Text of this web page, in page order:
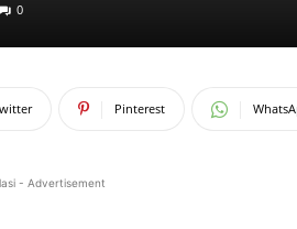
0
Pinterest
- Advertisement